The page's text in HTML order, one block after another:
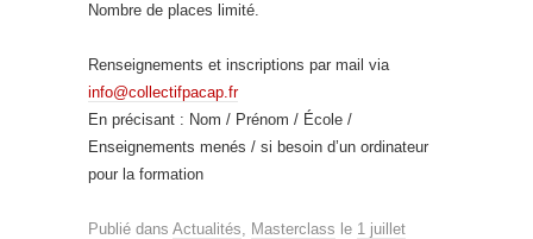
Nombre de places limité.
Renseignements et inscriptions par mail via
info@collectifpacap.fr
En précisant : Nom / Prénom / École /
Enseignements menés / si besoin d’un ordinateur
pour la formation
Publié dans Actualités, Masterclass le 1 juillet